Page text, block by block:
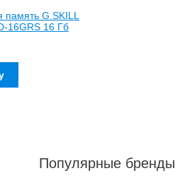
память G.SKILL
16GRS 16 Гб
Популярные бренды